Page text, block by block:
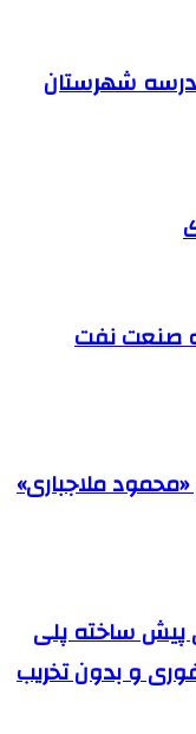
و پرورش دیّر: ۲۰ مدرسه شهرستان
صنعت نفت
ملاجباری»
پیش ساخته پلی
و بدون تخریب